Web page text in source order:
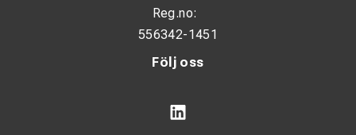
Följ oss
Reg.no:
556342-1451